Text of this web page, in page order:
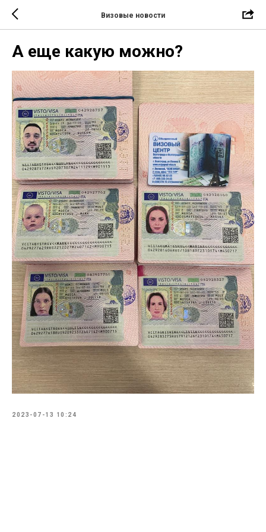
Визовые новости
А еще какую можно?
2023-07-13 10:24